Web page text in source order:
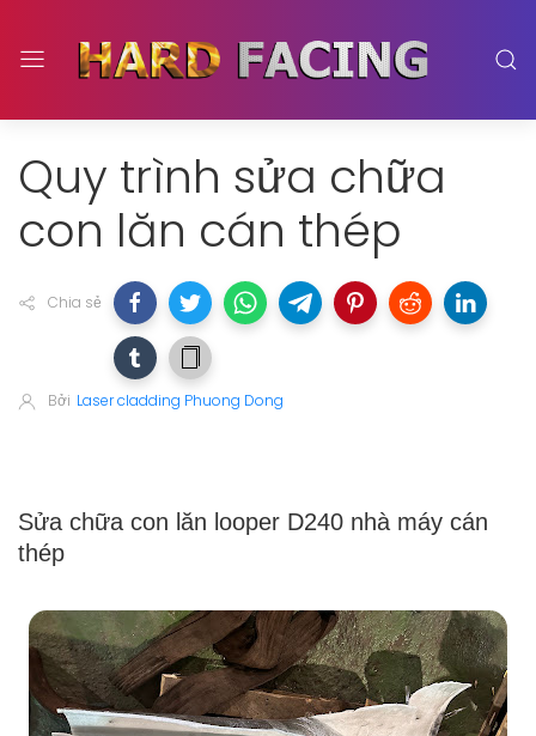
Quy trình sửa chữa
con lăn cán thép
Chia sẻ
Bởi Laser cladding Phuong Dong
Sửa chữa con lăn looper D240 nhà máy cán
thép